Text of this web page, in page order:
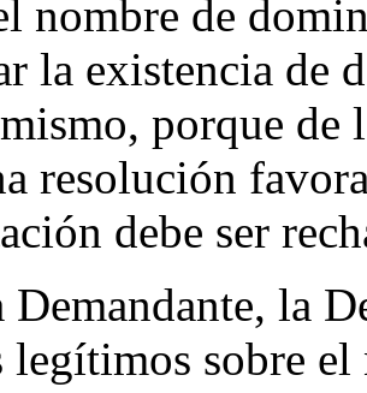
nombre de
la existencia de
porque
resolución
debe ser
Demandante, la
legítimos sobre